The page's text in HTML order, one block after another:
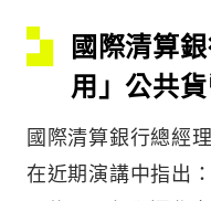
國際清算
用」公共
國際清算銀行總經
在近期演講中指出